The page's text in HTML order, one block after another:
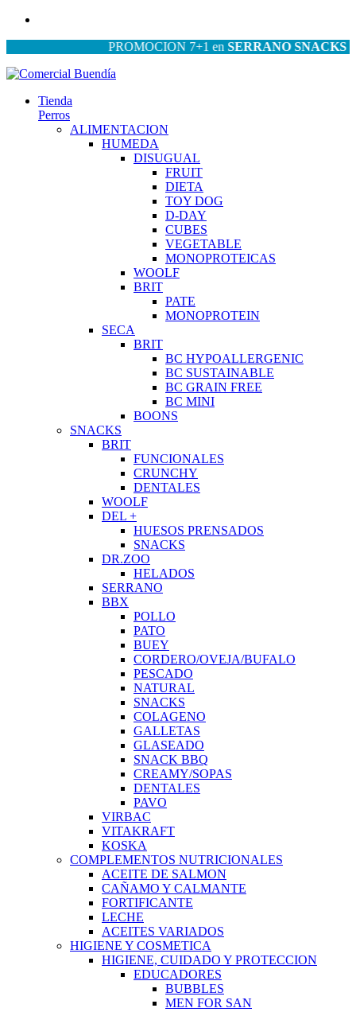
PROMOCION 7+1 enSERRANO SNACKS|
Tienda
Perros
ALIMENTACION
HUMEDA
DISUGUAL
FRUIT
DIETA
TOY DOG
D-DAY
CUBES
VEGETABLE
MONOPROTEICAS
WOOLF
BRIT
PATE
MONOPROTEIN
SECA
BRIT
BC HYPOALLERGENIC
BC SUSTAINABLE
BC GRAIN FREE
BC MINI
BOONS
SNACKS
BRIT
FUNCIONALES
CRUNCHY
DENTALES
WOOLF
DEL +
HUESOS PRENSADOS
SNACKS
DR.ZOO
HELADOS
SERRANO
BBX
POLLO
PATO
BUEY
CORDERO/OVEJA/BUFALO
PESCADO
NATURAL
SNACKS
COLAGENO
GALLETAS
GLASEADO
SNACK BBQ
CREAMY/SOPAS
DENTALES
PAVO
VIRBAC
VITAKRAFT
KOSKA
COMPLEMENTOS NUTRICIONALES
ACEITE DE SALMON
CAÑAMO Y CALMANTE
FORTIFICANTE
LECHE
ACEITES VARIADOS
HIGIENE Y COSMETICA
HIGIENE, CUIDADO Y PROTECCION
EDUCADORES
BUBBLES
MEN FOR SAN